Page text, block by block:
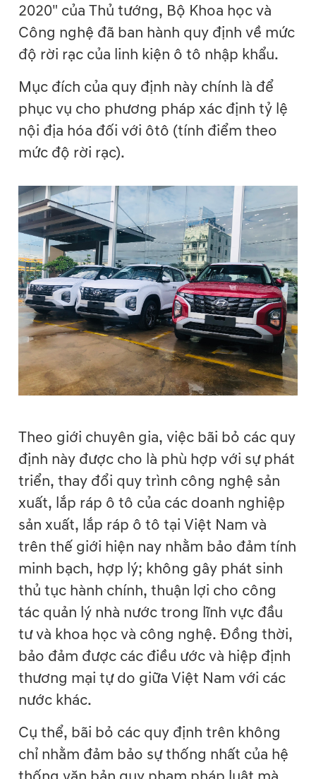
2020" của Thủ tướng, Bộ Khoa học và
Công nghệ đã ban hành quy định về mức
độ rời rạc của linh kiện ô tô nhập khẩu.
Mục đích của quy định này chính là để
phục vụ cho phương pháp xác định tỷ lệ
nội địa hóa đối với ôtô (tính điểm theo
mức độ rời rạc).
Theo giới chuyên gia, việc bãi bỏ các quy
định này được cho là phù hợp với sự phát
triển, thay đổi quy trình công nghệ sản
xuất, lắp ráp ô tô của các doanh nghiệp
sản xuất, lắp ráp ô tô tại Việt Nam và
trên thế giới hiện nay nhằm bảo đảm tính
minh bạch, hợp lý; không gây phát sinh
thủ tục hành chính, thuận lợi cho công
tác quản lý nhà nước trong lĩnh vực đầu
tư và khoa học và công nghệ. Đồng thời,
bảo đảm được các điều ước và hiệp định
thương mại tự do giữa Việt Nam với các
nước khác.
Cụ thể, bãi bỏ các quy định trên không
chỉ nhằm đảm bảo sự thống nhất của hệ